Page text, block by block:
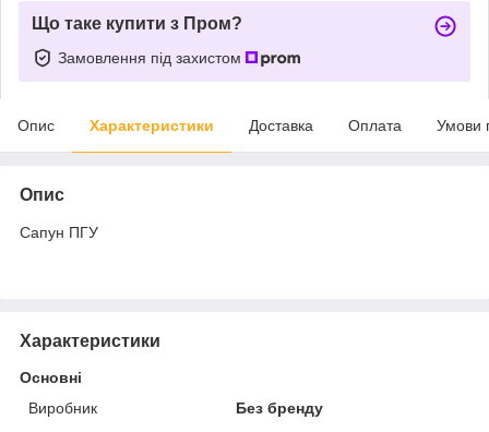
Що таке купити з Пром?
Замовлення під захистом
Опис Характеристики Доставка Оплата Умови
Опис
Сапун ПГУ
Характеристики
Основні
Виробник
Без бренду